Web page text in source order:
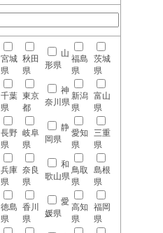
宮城
県
秋田
県
山
形県
福島
県
茨城
県
千葉
県
東京
都
神
奈川県
新潟
県
富山
県
長野
県
岐阜
県
静
岡県
愛知
県
三重
県
兵庫
県
奈良
県
和
歌山県
鳥取
県
島根
県
徳島
県
香川
県
愛
媛県
高知
県
福岡
県